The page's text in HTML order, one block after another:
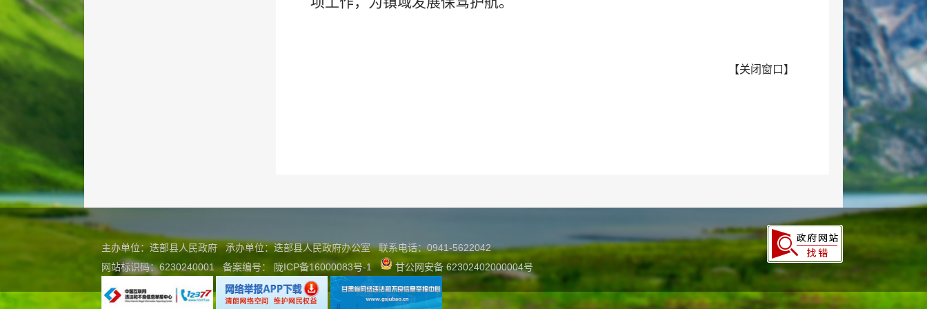
【关闭窗口 】
主办单位：迭部县人民政府 承办单位：迭部县人民政府办公室联系电话：0941-5622042
网站标识码：6230240001
备案编号： 陇ICP备16000083号-1 甘公网安备 62302402000004号